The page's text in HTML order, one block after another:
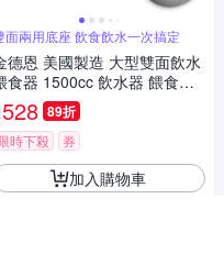
面兩用底座 飲食飲水一次搞定
德恩 美國製造 大型雙面飲水
食器 1500cc 飲水器 餵食器
飲水器具 餵食器具 LIXIT
528 89折
時下殺 券
加入購物車